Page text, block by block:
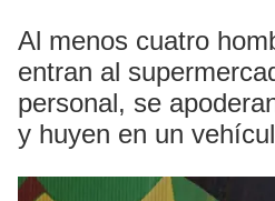
Al menos cuatro
entran al
personal, se
y huyen en un